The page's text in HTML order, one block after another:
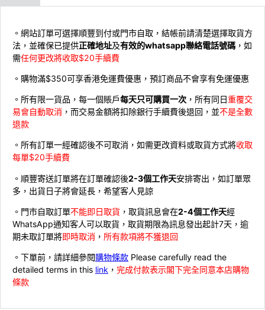
。網站訂單可選擇順豐到付或門市自取，結帳前請清楚選擇取貨方
法，並確保已提供正確地址及有效的whatsapp聯絡電話號碼 ，如
需任何更改將收取$20手續費
。購物滿$350可享香港免運費優惠，預訂商品不會享有免運優惠
。所有限一貨品，每一個賬戶每天只可購買一次 ，所有同日重覆交
易會自動取消 ，而交易金額將扣除銀行手續費後退回，並不是全數
退款
。所有訂單一經確認後不可取消，如需更改資料或取貨方式將收取
每單$20手續費
。順豐寄送訂單將在訂單確認後2-3個工作天安排寄出，如訂單眾
多，出貨日子將會延長，希望客人見諒
。門市自取訂單不能即日取貨 ，取貨訊息會在2-4個工作天經
WhatsApp通知客人可以取貨，取貨期限為訊息發出起計7天，逾
期未取訂單將即時取消 ， 所有款項將不獲退回
。下單前，請詳細參閱購物條款 Please carefully read the
detailed terms in this link ， 完成付款表示閣下完全同意本店購物
條款